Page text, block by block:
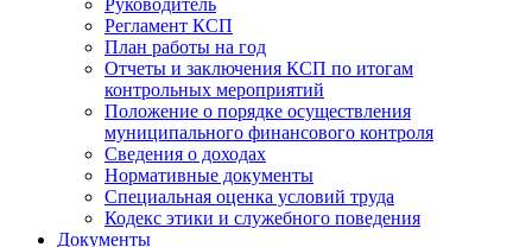
Руководитель
Регламент КСП
План работы на год
Отчеты и заключения КСП по итогам
контрольных мероприятий
Положение о порядке осуществления
муниципального финансового контроля
Сведения о доходах
Нормативные документы
Специальная оценка условий труда
Кодекс этики и служебного поведения
Документы